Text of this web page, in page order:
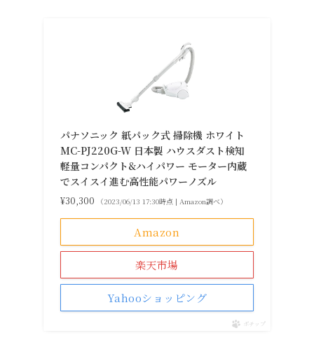
パナソニック 紙パック式 掃除機 ホワイト
MC-PJ220G-W 日本製 ハウスダスト検知
軽量コンパクト&ハイパワー モーター内蔵
でスイスイ進む高性能パワーノズル
¥30,300 （2023/06/13 17:30時点 | Amazon調べ）
Amazon
楽天市場
Yahooショッピング
ポチップ
わが家にルンバがいない理由
身近な人から実例を聞く
犬と暮らせるルンバ誕生！！
ルンバj7シリーズ、日本で発売！
愛用している紙パック式掃除機